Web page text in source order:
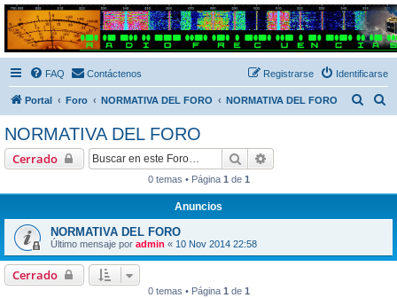
Radio Frecuencias
Foro de Radio Frecuencias
FAQ Contáctenos Identificarse
Registrarse
Portal Foro NORMATIVA DEL FORO NORMATIVA DEL FORO
NORMATIVA DEL FORO
Cerrado Buscar
0 temas • Página 1 de 1
Anuncios
NORMATIVA DEL FORO
Último mensaje por admin « 10 Nov 2014 22:58
Cerrado
0 temas • Página 1 de 1